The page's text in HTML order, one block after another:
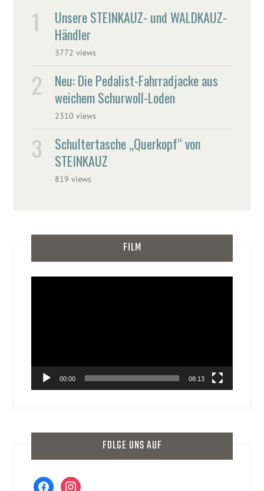
Unsere STEINKAUZ- und WALDKAUZ-
Händler
3772 views
Neu: Die Pedalist-Fahrradjacke aus
weichem Schurwoll-Loden
2310 views
Schultertasche „Querkopf“ von
STEINKAUZ
819 views
FILM
00:00 08:13
FOLGE UNS AUF
facebookinstagram